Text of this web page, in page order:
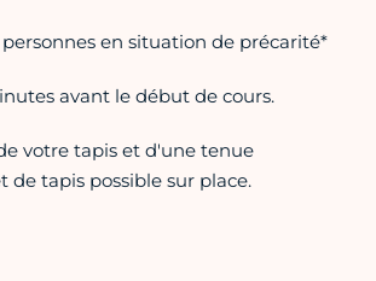
en situation de précarité*
avant le début de cours.
votre tapis et d'une tenue
de tapis possible sur place.